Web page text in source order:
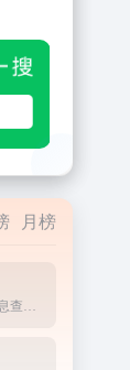
月榜
提供全国法院执行案件的相关信息查询服务